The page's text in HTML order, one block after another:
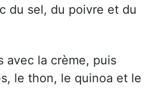
du sel, du poivre et du
la crème, puis
le thon, le quinoa et le